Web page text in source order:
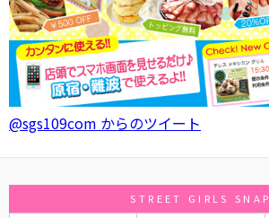
@sgs109com からのツイート
STREET GIRLS SNAP